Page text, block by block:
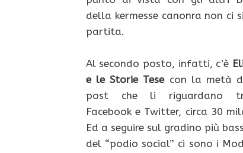
della kermesse canonra non ci
partita.
Al secondo posto, infatti, c’è
e le Storie Tesecon la metà
post che li riguardano
Facebook e Twitter, circa 30
Ed a seguire sul gradino più
del “podio social” ci sono i